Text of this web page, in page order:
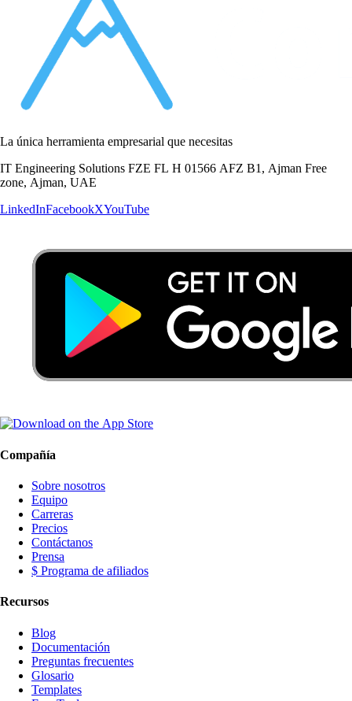
La única herramienta empresarial que necesitas
IT Engineering Solutions FZE FL H 01566 AFZ B1, Ajman Free
zone, Ajman, UAE
LinkedInFacebookXYouTube
Compañía
Sobre nosotros
Equipo
Carreras
Precios
Contáctanos
Prensa
$ Programa de afiliados
Recursos
Blog
Documentación
Preguntas frecuentes
Glosario
Templates